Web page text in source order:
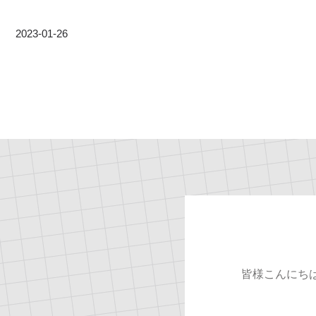
2023-01-26
皆様こんにち